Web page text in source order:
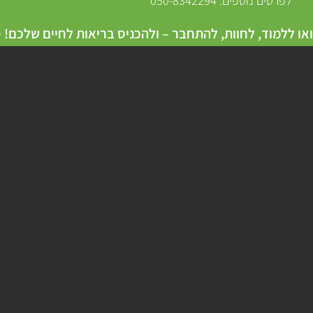
ללמוד, לחוות, להתחבר – ולהכניס בריאות לחיים